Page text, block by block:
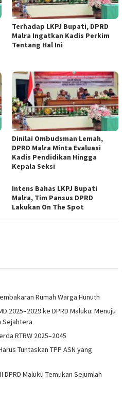
Terhadap LKPJ Bupati, DPRD
Malra Ingatkan Kadis Perkim
Tentang Hal Ini
Dinilai Ombudsman Lemah,
DPRD Malra Minta Evaluasi
Kadis Pendidikan Hingga
Kepala Seksi
Intens Bahas LKPJ Bupati
Malra, Tim Pansus DPRD
Lakukan On The Spot
Rumah Warga Hunuth
2025–2029 ke DPRD Maluku: Menuju
Sejahtera
RTRW 2025–2045
Tuntaskan TPP ASN yang
Maluku Temukan Sejumlah